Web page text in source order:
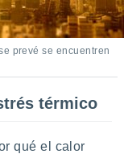
prevé se encuentren
térmico
qué el calor